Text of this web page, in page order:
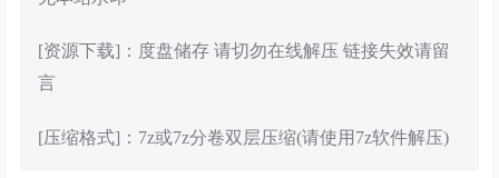
[资源下载]：度盘储存 请切勿在线解压 链接失效请留
言
[压缩格式]：7z或7z分卷双层压缩(请使用7z软件解压)